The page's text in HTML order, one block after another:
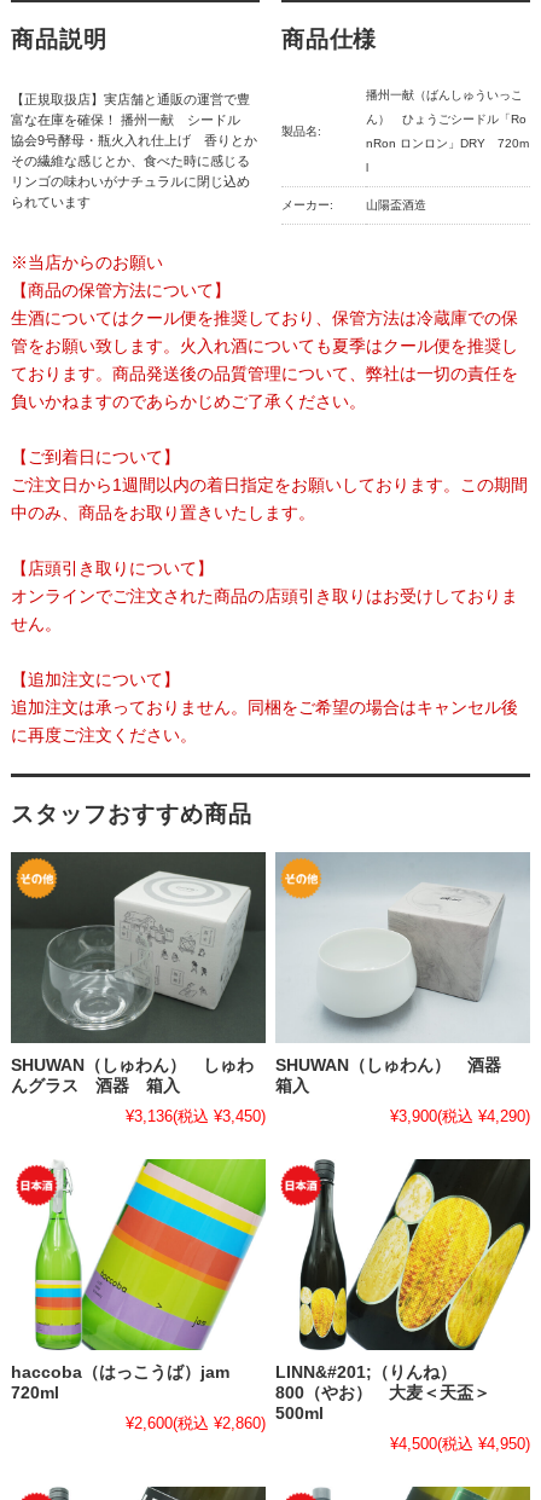
商品説明
【正規取扱店】実店舗と通販の運営で豊
富な在庫を確保！ 播州一献 シードル
協会9号酵母・瓶火入れ仕上げ 香りとか
その繊維な感じとか、食べた時に感じる
リンゴの味わいがナチュラルに閉じ込め
られています
商品仕様
製品名:
播州一献（ばんしゅういっこ
ん） ひょうごシードル「Ro
nRon ロンロン」DRY 720m
l
メーカー: 山陽盃酒造
※当店からのお願い
【商品の保管方法について】
生酒についてはクール便を推奨しており、保管方法は冷蔵庫での保
管をお願い致します。火入れ酒についても夏季はクール便を推奨し
ております。商品発送後の品質管理について、弊社は一切の責任を
負いかねますのであらかじめご了承ください。
【ご到着日について】
ご注文日から1週間以内の着日指定をお願いしております。この期間
中のみ、商品をお取り置きいたします。
【店頭引き取りについて】
オンラインでご注文された商品の店頭引き取りはお受けしておりま
せん。
【追加注文について】
追加注文は承っておりません。同梱をご希望の場合はキャンセル後
に再度ご注文ください。
スタッフおすすめ商品
SHUWAN（しゅわん） しゅわ
んグラス 酒器 箱入
¥3,136(税込 ¥3,450)
SHUWAN（しゅわん） 酒器
箱入
¥3,900(税込 ¥4,290)
haccoba（はっこうば）jam
720ml
¥2,600(税込 ¥2,860)
LINN&#201;（りんね）
800（やお） 大麦＜天盃＞
500ml
¥4,500(税込 ¥4,950)